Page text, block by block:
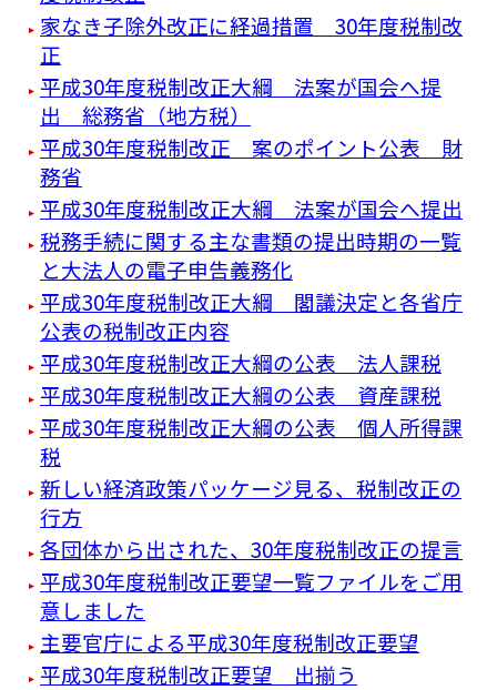
家なき子除外改正に経過措置 30年度税制改
正
平成30年度税制改正大綱 法案が国会へ提
出 総務省（地方税）
平成30年度税制改正 案のポイント公表 財
務省
平成30年度税制改正大綱 法案が国会へ提出
税務手続に関する主な書類の提出時期の一覧
と大法人の電子申告義務化
平成30年度税制改正大綱 閣議決定と各省庁
公表の税制改正内容
平成30年度税制改正大綱の公表 法人課税
平成30年度税制改正大綱の公表 資産課税
平成30年度税制改正大綱の公表 個人所得課
税
新しい経済政策パッケージ見る、税制改正の
行方
各団体から出された、30年度税制改正の提言
平成30年度税制改正要望一覧ファイルをご用
意しました
主要官庁による平成30年度税制改正要望
平成30年度税制改正要望 出揃う